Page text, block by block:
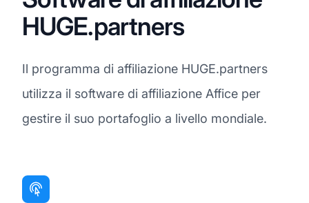
HUGE.partners
Il programma di affiliazione HUGE.partners
utilizza il software di affiliazione Affice per
gestire il suo portafoglio a livello mondiale.